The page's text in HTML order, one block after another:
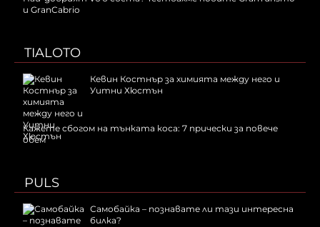
и GranCabrio
TIALOTO
Кевин Костнър за химията между него и
Уитни Хюстън
Кажете сбогом на тънката коса: 7 прически за повече
обем
PULS
Самобайка – познавате ли тази интересна
билка?